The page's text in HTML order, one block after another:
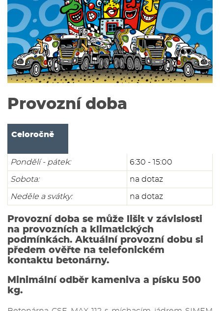
Provozní doba
Celoročně
Pondělí - pátek: 6:30 - 15:00
Sobota: na dotaz
Neděle a svátky: na dotaz
Provozní doba se může lišit v závislosti
na provozních a klimatických
podmínkách. Aktuální provozní dobu si
předem ověřte na telefonickém
kontaktu betonárny.
Minimální odběr kameniva a písku 500
kg.